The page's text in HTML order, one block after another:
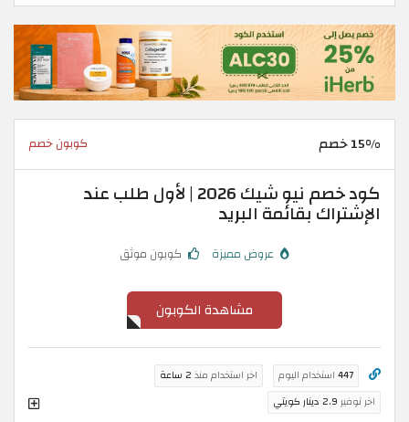
15% خصم كوبون خصم
كود خصم نيو شيك 2026 | لأول طلب عند
الإشتراك بقائمة البريد
عروض مميزة كوبون موثق
مشاهدة الكوبون
447 استخدام اليوم اخر استخدام منذ 2 ساعة
اخر توفير 2.9 دينار كويتي